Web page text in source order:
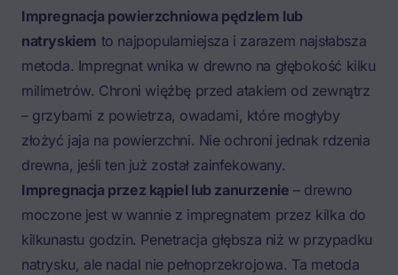
Impregnacja powierzchniowa pędzlem lub
natryskiem to najpopularniejsza i zarazem najsłabsza
metoda. Impregnat wnika w drewno na głębokość kilku
milimetrów. Chroni więźbę przed atakiem od zewnątrz
– grzybami z powietrza, owadami, które mogłyby
złożyć jaja na powierzchni. Nie ochroni jednak rdzenia
drewna, jeśli ten już został zainfekowany.
Impregnacja przez kąpiel lub zanurzenie – drewno
moczone jest w wannie z impregnatem przez kilka do
kilkunastu godzin. Penetracja głębsza niż w przypadku
natrysku, ale nadal nie pełnoprzekrojowa. Ta metoda